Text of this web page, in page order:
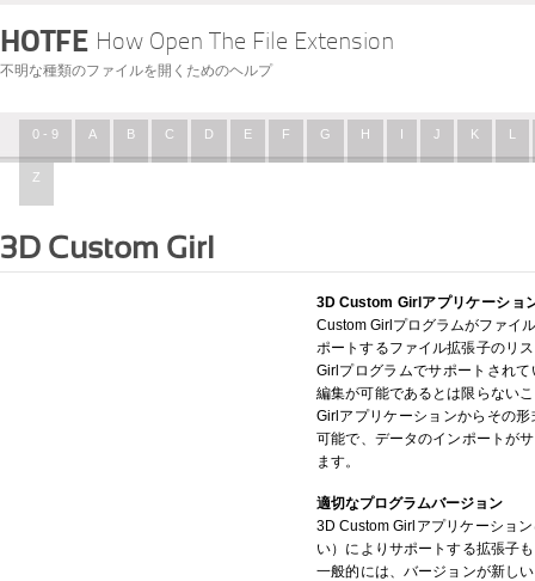
HOTFE How Open The File Extension
不明な種類のファイルを開くためのヘルプ
0 - 9 A B C D E F G H I J K L
Z
3D Custom Girl
3D Custom Girlアプリケーショ
Custom Girlプログラムがファイ
ポートするファイル拡張子のリ
Girlプログラムでサポートされ
編集が可能であるとは限らない
Girlアプリケーションからその
可能で、データのインポートが
ます。
適切なプログラムバージョン
3D Custom Girlアプリケーショ
い）によりサポートする拡張子
一般的には、バージョンが新し